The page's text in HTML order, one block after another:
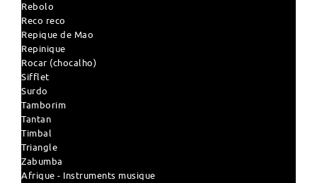
Rebolo
Reco reco
Repique de Mao
Repinique
Rocar (chocalho)
Sifflet
Surdo
Tamborim
Tantan
Timbal
Triangle
Zabumba
Afrique - Instruments musique